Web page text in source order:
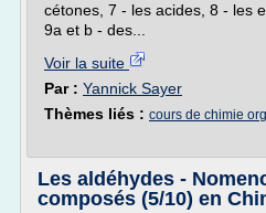
cétones, 7 - les acides, 8 - les
9a et b - des...
Voir la suite
Par : Yannick Sayer
Thèmes liés : cours de chimie
Les aldéhydes -
composés (5/10) en